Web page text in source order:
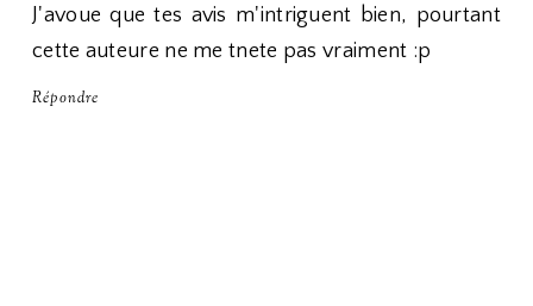
J'avoue que tes avis m'intriguent bien, pourtant
cette auteure ne me tnete pas vraiment :p
Répondre